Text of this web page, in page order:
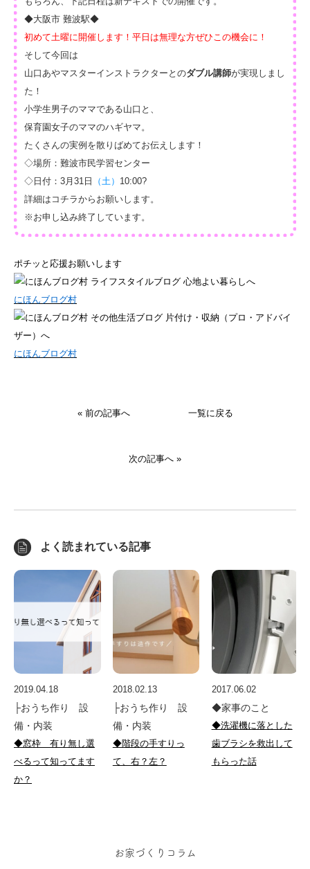
◆大阪市 難波駅◆
初めて土曜に開催します！平日は無理な方ぜひこの機会に！
そして今回は
山口あやマスターインストラクターとのダブル講師が実現しまし
た！
小学生男子のママである山口と、
保育園女子のママのハギヤマ。
たくさんの実例を散りばめてお伝えします！
◇場所：難波市民学習センター
◇日付：3月31日
（土） 10:00?
詳細はコチラからお願いします。
※お申し込み終了しています。
ポチッと応援お願いします
にほんブログ村
にほんブログ村
« 前の記事へ 一覧に戻る
次の記事へ »
よく読まれている記事
2019.04.18
├おうち作り 設
備・内装
◆窓枠 有り無し選
べるって知ってます
か？
2018.02.13
├おうち作り 設
備・内装
◆階段の手すりっ
て、右？左？
2017.06.02
◆家事のこと
◆洗濯機に落とした
歯ブラシを救出して
もらった話
お家づくりコラム